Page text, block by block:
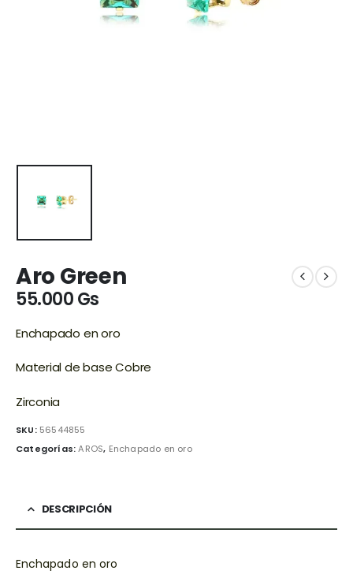
Aro Green
55.000Gs
Enchapado en oro
Material de base Cobre
Zirconia
SKU: 56544855
Categorías:AROS, Enchapado en oro
DESCRIPCIÓN
Enchapado en oro